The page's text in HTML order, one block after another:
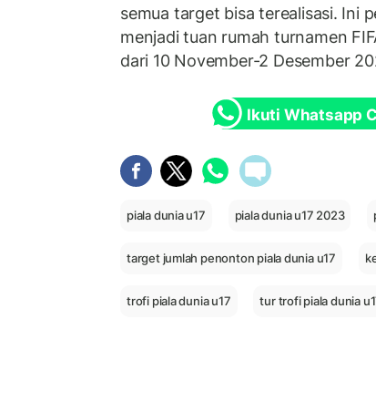
semua target bisa terealisasi. Ini
menjadi tuan rumah turnamen
dari 10 November-2 Desember
Ikuti Whatsapp
piala dunia u17 piala dunia u17 2023
target jumlah penonton piala dunia u17
trofi piala dunia u17 tur trofi piala dunia